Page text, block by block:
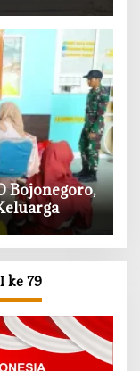
Bojonegoro,
ke 79